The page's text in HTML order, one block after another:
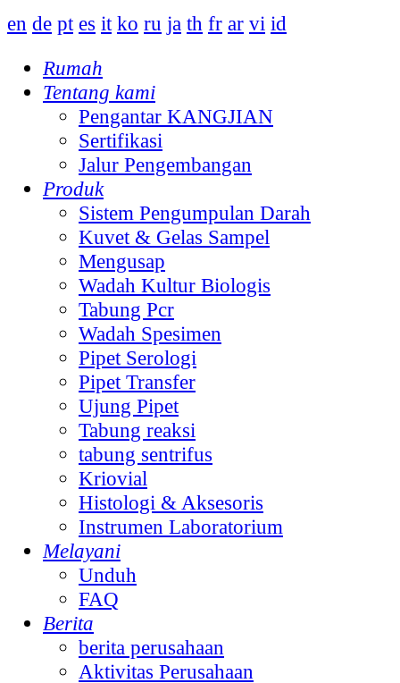
en de pt es it ko ru ja th fr ar vi id
Rumah
Tentang kami
Pengantar KANGJIAN
Sertifikasi
Jalur Pengembangan
Produk
Sistem Pengumpulan Darah
Kuvet & Gelas Sampel
Mengusap
Wadah Kultur Biologis
Tabung Pcr
Wadah Spesimen
Pipet Serologi
Pipet Transfer
Ujung Pipet
Tabung reaksi
tabung sentrifus
Kriovial
Histologi & Aksesoris
Instrumen Laboratorium
Melayani
Unduh
FAQ
Berita
berita perusahaan
Aktivitas Perusahaan